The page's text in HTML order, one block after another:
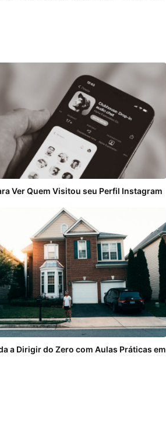
Ver Quem Visitou seu Perfil Instagram
a Dirigir do Zero com Aulas Práticas em